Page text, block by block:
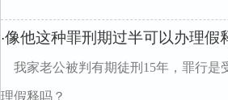
·像他这种罪刑期过半可以办理假
我家老公被判有期徒刑15年，罪行
理假释吗？